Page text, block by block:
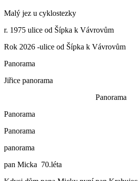
Malý jez u cyklostezky
r. 1975 ulice od Šípka k Vávrovům
Rok 2026 -ulice od Šípka k Vávrovům
Panorama
Jiřice panorama
Panorama
Panorama
Panorama
panorama
pan Micka 70.léta